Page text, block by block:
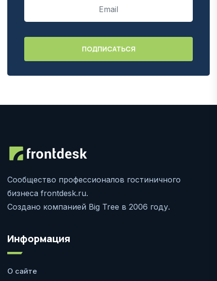
Сообщество профессионалов гостиничного
бизнеса frontdesk.ru.
Создано компанией Big Tree в 2006 году.
Информация
О сайте